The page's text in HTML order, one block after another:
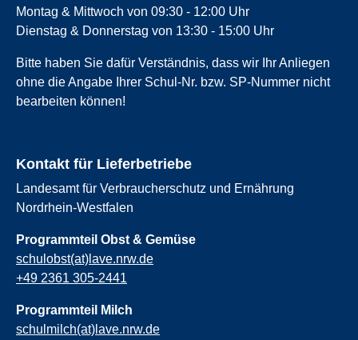
Montag & Mittwoch von 09:30 - 12:00 Uhr
Dienstag & Donnerstag von 13:30 - 15:00 Uhr
Bitte haben Sie dafür Verständnis, dass wir Ihr Anliegen
ohne die Angabe Ihrer Schul-Nr. bzw. SP-Nummer nicht
bearbeiten können!
Kontakt für Lieferbetriebe
Landesamt für Verbraucherschutz und Ernährung
Nordrhein-Westfalen
Programmteil Obst & Gemüse
schulobst(at)lave.nrw.de
+49 2361 305-2441
Programmteil Milch
schulmilch(at)lave.nrw.de